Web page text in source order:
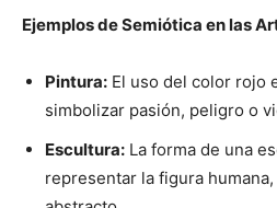
Ejemplos de Semiótica en las
Pintura: El uso del color rojo
simbolizar pasión, peligro o
Escultura: La forma de una
representar la figura